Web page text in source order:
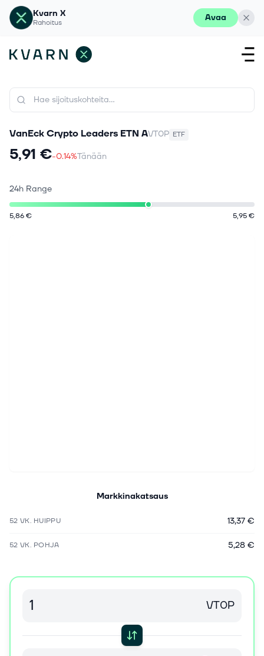
Kvarn X
Rahoitus Avaa
VanEck Crypto Leaders ETN AVT0P ETF
5,91 €-0.14%Tänään
24h Range
5,86 € 5,95 €
Markkinakatsaus
52 VK. HUIPPU 13,37 €
52 VK. POHJA 5,28 €
VT0P